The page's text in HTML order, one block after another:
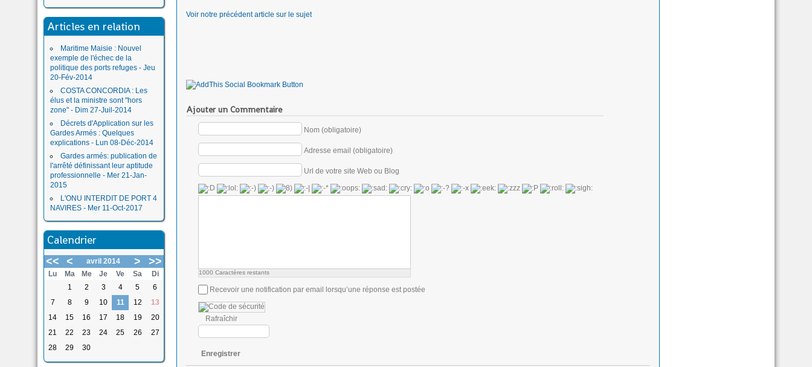
Articles en relation
Maritime Maisie : Nouvel
exemple de l'échec de la
politique des ports refuges - Jeu
20-Fév-2014
COSTA CONCORDIA : Les
élus et la ministre sont "hors
zone" - Dim 27-Juil-2014
Décrets d'Application sur les
Gardes Armés : Quelques
explications - Lun 08-Déc-2014
Gardes armés: publication de
l'arrêté définissant leur aptitude
professionnelle - Mer 21-Jan-
2015
L'ONU INTERDIT DE PORT 4
NAVIRES - Mer 11-Oct-2017
Calendrier
<< < avril 2014 > >>
Lu Ma Me Je Ve Sa
Di
1
2 3 4 5
6
7
8 9 10 11 12
13
14
15 16 17 18 19
20
21
22 23 24 25 26
27
28
29 30
Voir notre précédent article sur le sujet
Ajouter un Commentaire
Nom (obligatoire)
Adresse email (obligatoire)
Url de votre site Web ou Blog
1000 Caractères restants
Recevoir une notification par email lorsqu’une réponse est postée
Rafraîchir
Enregistrer